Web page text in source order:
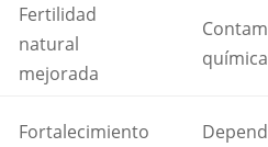
Fertilidad
natural
mejorada
química
Fortalecimiento